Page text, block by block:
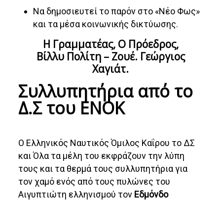
Να δημοσιευτεί το παρόν στο «Νέο Φως»
και τα μέσα κοινωνικής δικτύωσης.
Η Γραμματέας, Ο Πρόεδρος,
Βίλλυ Πολίτη – Ζουέ. Γεώργιος
Χαγιάτ.
Συλλυπητήρια από το
Δ.Σ του ΕΝΟΚ
Ο Ελληνικός Ναυτικός Όμιλος Καΐρου το ΔΣ
και Όλα τα μέλη του εκφράζουν την λύπη
τους και τα θερμά τους συλλυπητήρια για
τον χαμό ενός από τους πυλώνες του
Αιγυπτιώτη ελληνισμού τον Εδμόνδο